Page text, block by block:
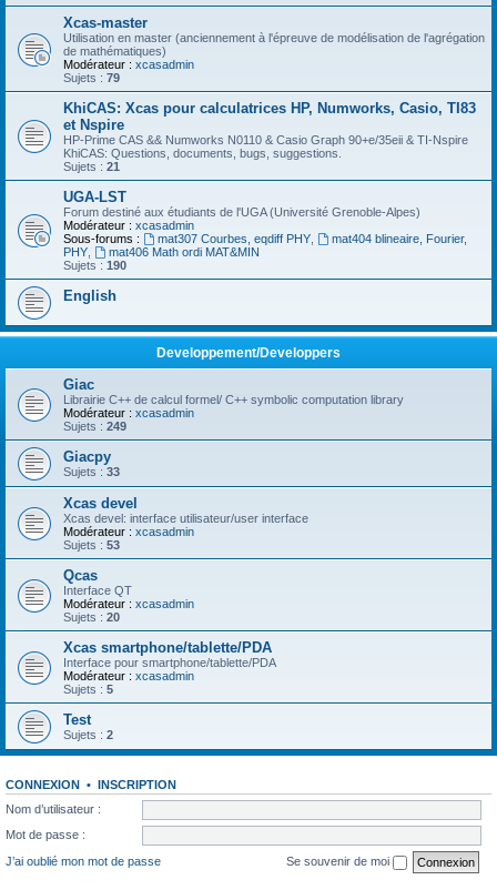
Xcas-master
Utilisation en master (anciennement à l'épreuve de modélisation de l'agrégation
de mathématiques)
Modérateur : xcasadmin
Sujets : 79
KhiCAS: Xcas pour calculatrices HP, Numworks, Casio, TI83
et Nspire
HP-Prime CAS && Numworks N0110 & Casio Graph 90+e/35eii & TI-Nspire
KhiCAS: Questions, documents, bugs, suggestions.
Sujets : 21
UGA-LST
Forum destiné aux étudiants de l'UGA (Université Grenoble-Alpes)
Modérateur : xcasadmin
Sous-forums :
mat307 Courbes, eqdiff PHY,
mat404 blineaire, Fourier,
PHY
mat406 Math ordi MAT&MIN
Sujets : 190
English
Developpement/Developpers
Giac
Librairie C++ de calcul formel/ C++ symbolic computation library
Modérateur : xcasadmin
Sujets : 249
Giacpy
Sujets : 33
Xcas devel
Xcas devel: interface utilisateur/user interface
Modérateur : xcasadmin
Sujets : 53
Qcas
Interface QT
Modérateur : xcasadmin
Sujets : 20
Xcas smartphone/tablette/PDA
Interface pour smartphone/tablette/PDA
Modérateur : xcasadmin
Sujets : 5
Test
Sujets : 2
CONNEXION • INSCRIPTION
Nom d’utilisateur :
Mot de passe :
J’ai oublié mon mot de passe
Se souvenir de moi